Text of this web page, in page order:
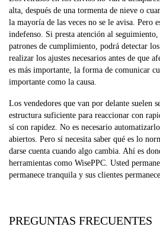
alta, después de una tormenta de nieve o
la mayoría de las veces no se le avisa. Pero
indefenso. Si presta atención al
patrones de cumplimiento, podrá detectar
realizar los ajustes necesarios antes de que
es más importante, la forma de comunicar
importante como la causa.
Los vendedores que van por delante suelen
estructura suficiente para reaccionar con
sí con rapidez. No es necesario
abiertos. Pero sí necesita saber qué es lo
darse cuenta cuando algo cambia. Ahí es
herramientas como WisePPC. Usted
permanece tranquila y sus clientes
PREGUNTAS FRECUENTES